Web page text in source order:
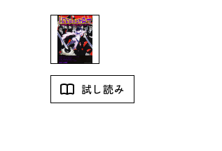
試し読み